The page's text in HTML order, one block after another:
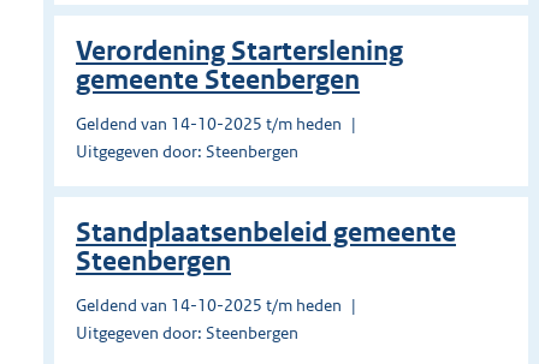
Verordening Starterslening
gemeente Steenbergen
Geldend van 14-10-2025 t/m heden
Uitgegeven door: Steenbergen
Standplaatsenbeleid gemeente
Steenbergen
Geldend van 14-10-2025 t/m heden
Uitgegeven door: Steenbergen